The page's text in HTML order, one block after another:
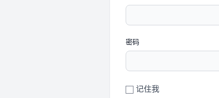
密码
记住我